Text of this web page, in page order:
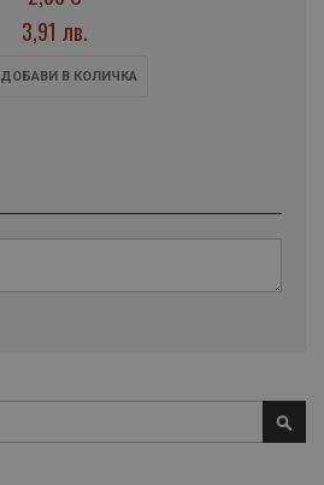
3,91 лв.
ДОБАВИ В КОЛИЧКА